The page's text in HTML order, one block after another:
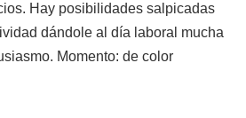
Hay posibilidades salpicadas
dándole al día laboral mucha
Momento: de color